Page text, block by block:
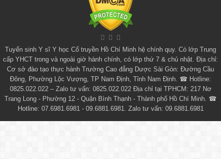
Tuyển sinh Y sĩ Y học Cổ truyền Hồ Chí Minh hệ chính quy. Có lớp Trung
cấp YHCT trong và ngoài giờ hành chính, có lớp thứ 7 & chủ nhật. Địa chỉ:
Cơ sở đào tạo thực hành Trường Cao đẳng Dược Sài Gòn: Đường Cầu
Đông, Phường Lộc Vượng, TP Nam Định, Tỉnh Nam Định. ☎ Hotline:
0825.022.022 – Zalo tư vấn: 0825.022.022 Địa chỉ tại TPHCM: 217 Nơ
Trang Long - Phường 12 - Quận Bình Thạnh - Thành phố Hồ Chí Minh. ☎
Hotline: 07.6981.6981 - 09.6881.6981. Zalo tư vấn: 09.6881.6981